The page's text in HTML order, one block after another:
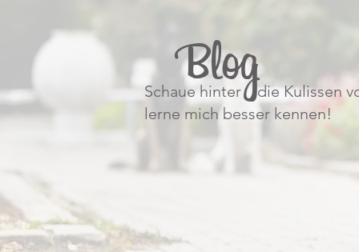
Blog
Schaue hinter die Kulissen
lerne mich besser kennen!